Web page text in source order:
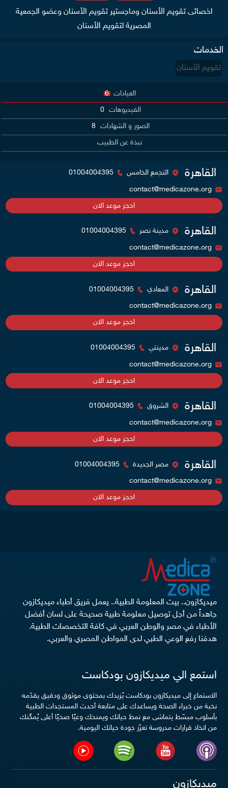
اخصائى تقويم الأسنان وماجستير تقويم الأسنان وعضو الجمعية
المصرية لتقويم الأسنان
الخدمات
تقويم الأسنان
العيادات 6
الفيديوهات 0
الصور و الشهادات 8
نبذة عن الطبيب
القاهرة التجمع الخامس
01004004395
contact@medicazone.org
احجز موعد الان
القاهرة مدينة نصر
01004004395
contact@medicazone.org
احجز موعد الان
القاهرة المعادي
01004004395
contact@medicazone.org
احجز موعد الان
القاهرة مدينتي
01004004395
contact@medicazone.org
احجز موعد الان
القاهرة الشروق
01004004395
contact@medicazone.org
احجز موعد الان
القاهرة مصر الجديدة
01004004395
contact@medicazone.org
احجز موعد الان
استمع الي ميديكازون بودكاست
ميديكازون.. بيت المعلومة الطبية.. يعمل فريق أطباء ميديكازون
جاهداً من أجل توصيل معلومة طبية صحيحة على لسان أفضل
الأطباء في مصر والوطن العربي في كافة التخصصات الطبية.
هدفنا رفع الوعي الطبي لدى المواطن المصري والعربي.
الاستماع إلى ميديكازون بودكاست يُزيدك بمحتوى موثوق ودقيق يقدّمه
نخبة من خبراء الصحة ويساعدك على متابعة أحدث المستجدات الطبية
بأسلوب مبسّط يتماشى مع نمط حياتك ويمنحك وعيًا صحيًا أعلى يُمكّنك
من اتخاذ قرارات مدروسة تعزّز جودة حياتك اليومية.
ميديكازون